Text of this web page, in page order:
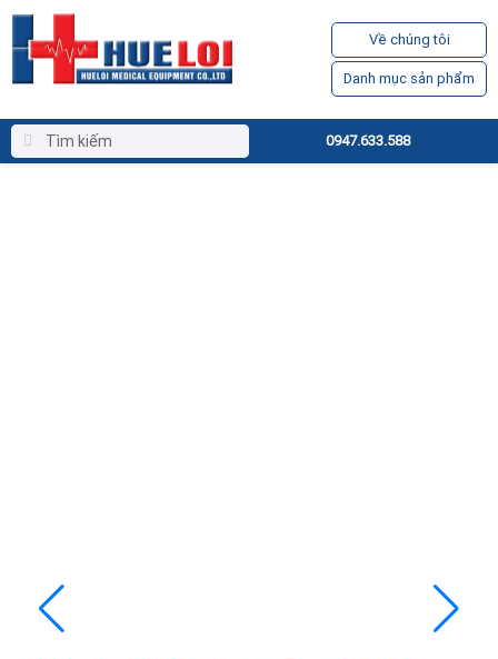
Về chúng tôi
Danh mục sản phẩm
0947.633.588